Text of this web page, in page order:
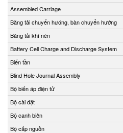
CENTEC
Chalmit
Checkline
Chemyx Vietnam
Chino
Chongqing Chuke
Chongqing Huaneng
Clake/Fololo
COMFILETECH
Conductix Wampfler
Assembled Carriage
Băng tải chuyển hướng, bàn chuyển hướng
Băng tải khí nén
Battery Cell Charge and Discharge System
Biến tần
Blind Hole Journal Assembly
Bộ biến áp điện tử
Bộ cài đặt
Bộ canh biên
Bộ cấp nguồn